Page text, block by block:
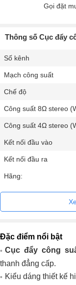
Gọi đặt
Thông số Cục đẩy
Số kênh
Mạch công suất
Chế độ
Công suất 8Ω stereo
Công suất 4Ω stereo
Kết nối đầu vào
Kết nối đầu ra
Hãng:
Đặc điểm nổi bật
Cục đẩy công
thanh đẳng cấp.
Kiểu dáng thiết kế